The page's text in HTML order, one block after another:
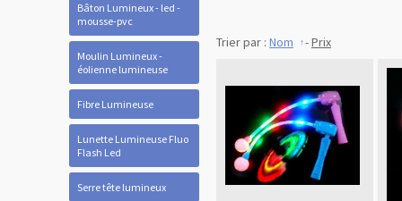
Bâton Lumineux - led -
mousse-pvc
Moulin Lumineux -
éolienne lumineuse
Fibre Lumineuse
Lunette Lumineuse Fluo
Flash Led
Serre tête lumineux
Trier par : Nom -Prix